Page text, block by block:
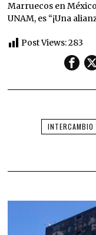
Marruecos en
UNAM, es “¡Una
Post Views:283
INTERCAMBIO